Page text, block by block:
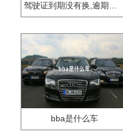
驾驶证到期没有换,逾期怎么办??
bba是什么车